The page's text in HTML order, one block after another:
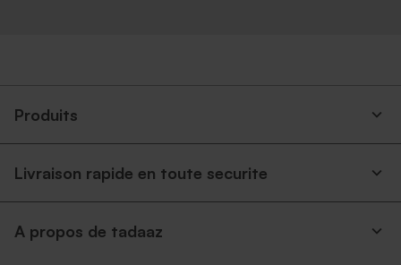
Produits
Livraison rapide en toute securite
A propos de tadaaz